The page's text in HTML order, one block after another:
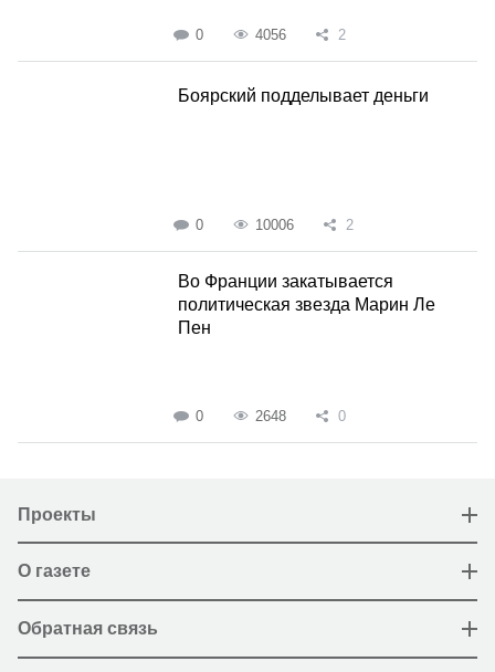
0 4056 2
Боярский подделывает деньги
0 10006 2
Во Франции закатывается
политическая звезда Марин Ле
Пен
0 2648 0
Проекты
О газете
Обратная связь